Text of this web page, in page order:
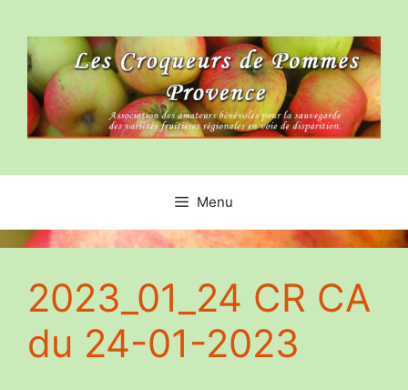
contenu
Menu
2023_01_24 CR CA
du 24-01-2023